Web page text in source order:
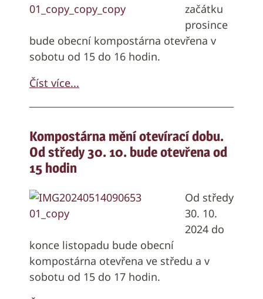
začátku
prosince
bude obecní kompostárna otevřena v
sobotu od 15 do 16 hodin.
Číst více...
Kompostárna mění otevírací dobu.
Od středy 30. 10. bude otevřena od
15 hodin
Od středy
30. 10.
2024 do
konce listopadu bude obecní
kompostárna otevřena ve středu a v
sobotu od 15 do 17 hodin.